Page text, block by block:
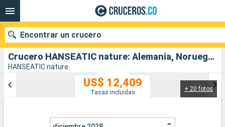
Crucero HANSEATIC nature: Alemania, Noruega salida desde Hamburg Cruise Parade
HANSEATIC nature
+ 20 fotos
US$ 12,409
Tasas incluidas
Encontrar un crucero